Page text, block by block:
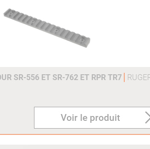
SR-556 ET SR-762 ET RPR TR7
Voir le produit